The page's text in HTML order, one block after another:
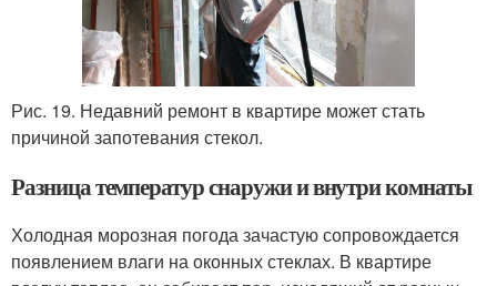
Рис. 19. Недавний ремонт в квартире может стать
причиной запотевания стекол.
Разница температур снаружи и внутри комнаты
Холодная морозная погода зачастую сопровождается
появлением влаги на оконных стеклах. В квартире